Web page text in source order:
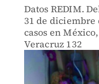
Datos REDIM.
31 de diciembre
casos en
Veracruz 132